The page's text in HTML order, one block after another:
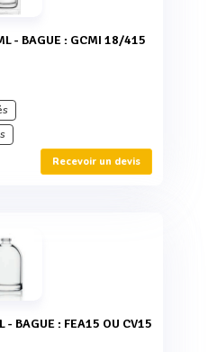
- BAGUE : GCMI 18/415
Recevoir un devis
- BAGUE : FEA15 OU CV15